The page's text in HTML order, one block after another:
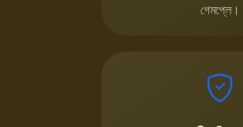
গেমপ্লে।